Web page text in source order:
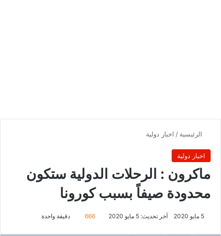
الرئيسية / اخبار دولية
اخبار دولية
ماكرون : الرحلات الدولية ستكون
محدودة صيفاً بسبب كورونا
5 مايو 2020 آخر تحديث: 5 مايو 2020 666 دقيقة واحدة